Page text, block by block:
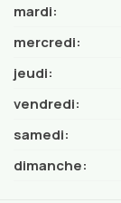
mardi:
mercredi:
jeudi:
vendredi:
samedi:
dimanche: